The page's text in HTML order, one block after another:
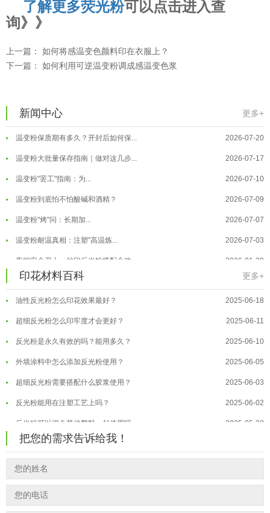
了解更多荧光粉可以点击进入查
询》》
上一篇： 如何将感温变色颜料印在衣服上？
下一篇： 如何利用可逆温变粉调成感温变色浆
新闻中心 更多+
温变粉可以做防伪标签、温变防伪吗...
温变粉注塑后表面翻车？粗糙、颗粒... 2026-07-28
温变粉保质期有多久？开封后如何保...
温变粉大批量保存指南｜做对这几步...
温变粉"罢工"指南：为...
温变粉到底怕不怕酸碱和酒精？
温变粉"烤"问：长期加...
温变粉耐温真相：注塑"高温炼...
夜间安全卫士：丝印反光粉搭配全攻...
温变粉可以做防伪标签、温变防伪吗... 2026-08-05
温变粉适合做热变还是冷变？ 2026-08-04
温变粉注塑后表面翻车？粗糙、颗粒... 2026-07-28
温变粉保质期有多久？开封后如何保... 2026-07-20
温变粉大批量保存指南｜做对这几步... 2026-07-17
温变粉"罢工"指南：为... 2026-07-10
温变粉到底怕不怕酸碱和酒精？ 2026-07-09
温变粉"烤"问：长期加... 2026-07-07
温变粉耐温真相：注塑"高温炼...
夜间安全卫士：丝印反光粉搭配全攻... 2026-01-20
印花材料百科 更多+
印花温变粉最适合用在什么行业上呢... 2025-06-20
油性反光粉怎么印花效果最好？
超细反光粉怎么印牢度才会更好？
反光粉是永久有效的吗？能用多久？
外墙涂料中怎么添加反光粉使用？
超细反光粉需要搭配什么胶浆使用？
反光粉能用在注塑工艺上吗？
反光粉可以混合其他颜料一起使用吗...
温变粉丝印到底用多少目网版？这篇...
反光粉太久不用结块要怎么处理？ 2025-07-11
印花温变粉最适合用在什么行业上呢... 2025-06-20
油性反光粉怎么印花效果最好？
把您的需求告诉给我！